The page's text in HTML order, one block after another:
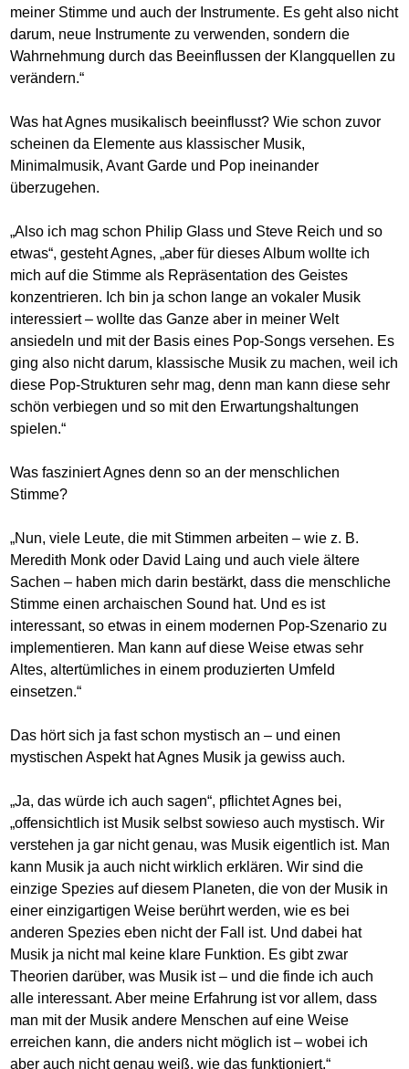
meiner Stimme und auch der Instrumente. Es geht also nicht
darum, neue Instrumente zu verwenden, sondern die
Wahrnehmung durch das Beeinflussen der Klangquellen zu
verändern.“
Was hat Agnes musikalisch beeinflusst? Wie schon zuvor
scheinen da Elemente aus klassischer Musik,
Minimalmusik, Avant Garde und Pop ineinander
überzugehen.
„Also ich mag schon Philip Glass und Steve Reich und so
etwas“, gesteht Agnes, „aber für dieses Album wollte ich
mich auf die Stimme als Repräsentation des Geistes
konzentrieren. Ich bin ja schon lange an vokaler Musik
interessiert – wollte das Ganze aber in meiner Welt
ansiedeln und mit der Basis eines Pop-Songs versehen. Es
ging also nicht darum, klassische Musik zu machen, weil ich
diese Pop-Strukturen sehr mag, denn man kann diese sehr
schön verbiegen und so mit den Erwartungshaltungen
spielen.“
Was fasziniert Agnes denn so an der menschlichen
Stimme?
„Nun, viele Leute, die mit Stimmen arbeiten – wie z. B.
Meredith Monk oder David Laing und auch viele ältere
Sachen – haben mich darin bestärkt, dass die menschliche
Stimme einen archaischen Sound hat. Und es ist
interessant, so etwas in einem modernen Pop-Szenario zu
implementieren. Man kann auf diese Weise etwas sehr
Altes, altertümliches in einem produzierten Umfeld
einsetzen.“
Das hört sich ja fast schon mystisch an – und einen
mystischen Aspekt hat Agnes Musik ja gewiss auch.
„Ja, das würde ich auch sagen“, pflichtet Agnes bei,
„offensichtlich ist Musik selbst sowieso auch mystisch. Wir
verstehen ja gar nicht genau, was Musik eigentlich ist. Man
kann Musik ja auch nicht wirklich erklären. Wir sind die
einzige Spezies auf diesem Planeten, die von der Musik in
einer einzigartigen Weise berührt werden, wie es bei
anderen Spezies eben nicht der Fall ist. Und dabei hat
Musik ja nicht mal keine klare Funktion. Es gibt zwar
Theorien darüber, was Musik ist – und die finde ich auch
alle interessant. Aber meine Erfahrung ist vor allem, dass
man mit der Musik andere Menschen auf eine Weise
erreichen kann, die anders nicht möglich ist – wobei ich
aber auch nicht genau weiß, wie das funktioniert.“